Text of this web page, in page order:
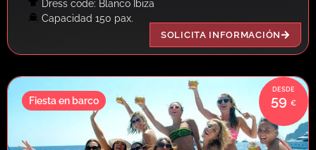
Dress code: Blanco Ibiza
Capacidad 150 pax.
SOLICITA INFORMACIÓN
59
Fiesta en barco